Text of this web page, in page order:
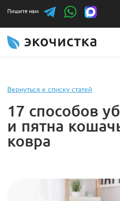
Пишите нам
Вернуться к списку статей
17 способов
и пятна
ковра